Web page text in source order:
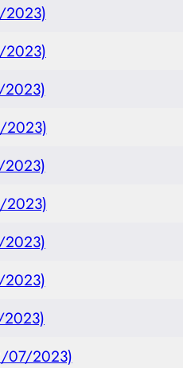
2023)
2023)
2023)
2023)
2023)
2023)
2023)
2023)
2023)
07/2023)